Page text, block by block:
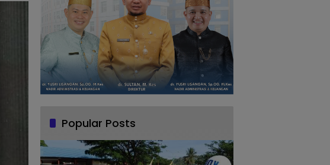
Popular Posts